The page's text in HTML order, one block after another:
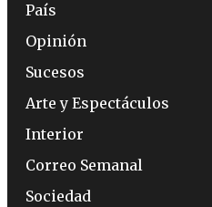
País
Opinión
Sucesos
Arte y Espectáculos
Interior
Correo Semanal
Sociedad